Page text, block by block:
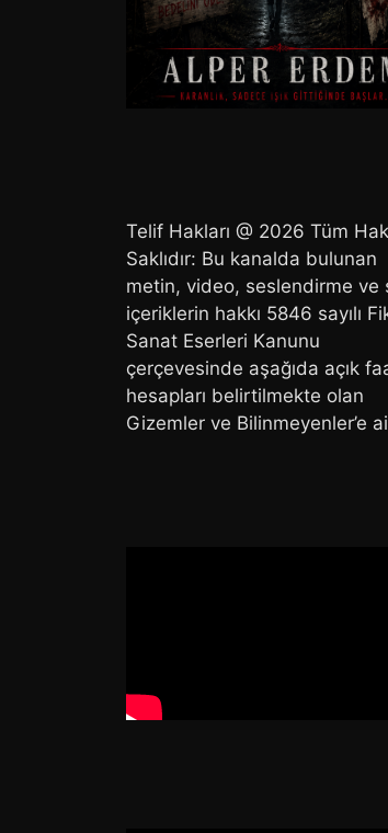
Telif Hakları @ 2026 Tüm
Saklıdır: Bu kanalda bulunan
metin, video, seslendirme ve
içeriklerin hakkı 5846 sayılı
Sanat Eserleri Kanunu
çerçevesinde aşağıda açık
hesapları belirtilmekte olan
Gizemler ve Bilinmeyenler’e